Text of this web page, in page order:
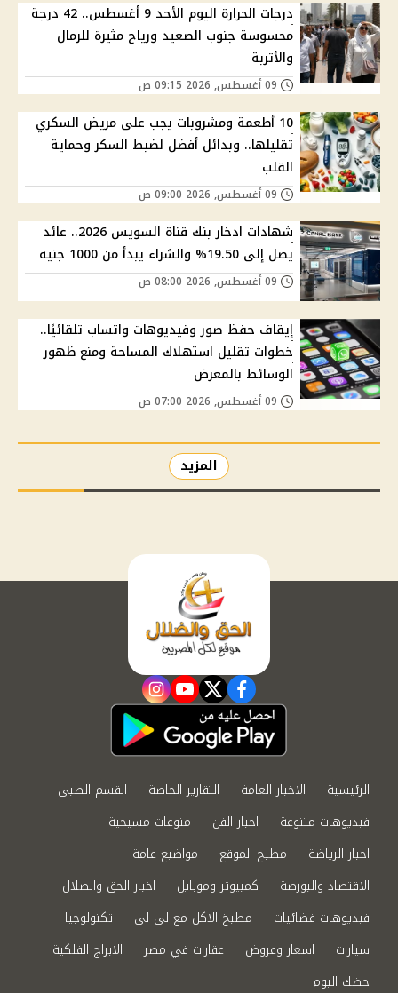
درجات الحرارة اليوم الأحد 9 أغسطس.. 42 درجة
محسوسة جنوب الصعيد ورياح مثيرة للرمال
والأتربة
10 أطعمة ومشروبات يجب على مريض السكري
تقليلها.. وبدائل أفضل لضبط السكر وحماية
القلب
شهادات ادخار بنك قناة السويس 2026.. عائد
يصل إلى 19.50% والشراء يبدأ من 1000 جنيه
إيقاف حفظ صور وفيديوهات واتساب تلقائيًا..
خطوات تقليل استهلاك المساحة ومنع ظهور
الوسائط بالمعرض
المزيد
facebook
twitter
youtube
instagram
الرئيسية الاخبار العامة التقارير الخاصة
القسم الطبي
فيديوهات متنوعة
اخبار الفن
منوعات مسيحية
اخبار الرياضة
مطبخ الموقع
مواضيع عامة
الاقتصاد والبورصة
كمبيوتر وموبايل
اخبار الحق والضلال
فيديوهات فضائيات
مطبخ الاكل مع لى لى
تكنولوجيا
سيارات
اسعار وعروض عقارات في مصر
الابراج الفلكية
حظك اليوم